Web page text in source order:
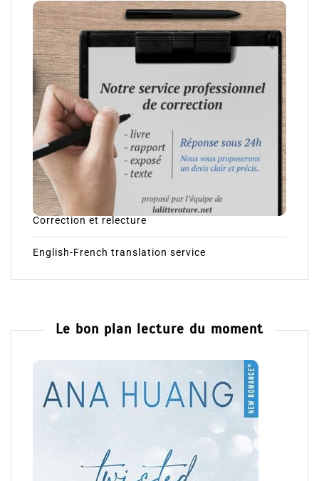
Correction et relecture
English-French translation service
Le bon plan lecture du moment